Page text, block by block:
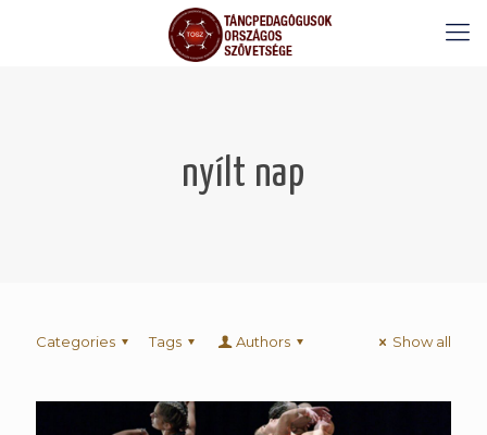
nyílt nap
Categories Tags Authors Show all